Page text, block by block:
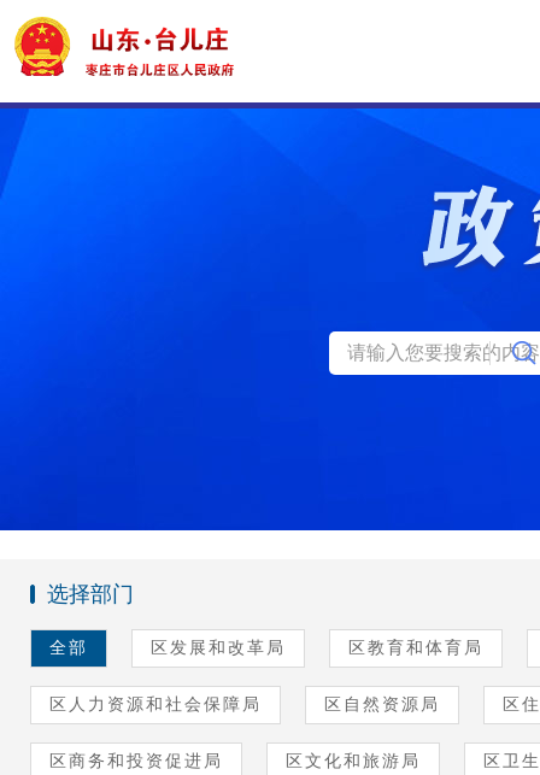
选择部门
全部 区发展和改革局 区教育和体育局
区人力资源和社会保障局 区自然资源局 区
区商务和投资促进局 区文化和旅游局 区卫